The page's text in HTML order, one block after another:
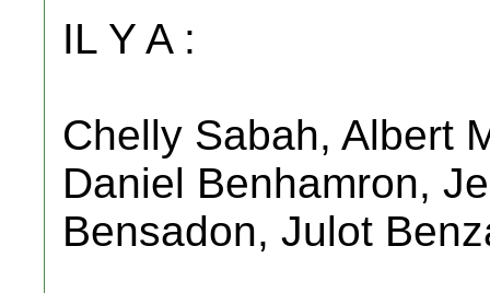
IL Y A :
Chelly Sabah, Albert
Daniel Benhamron,
Bensadon, Julot